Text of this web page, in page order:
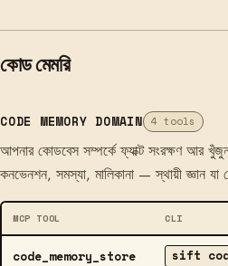
কোড মেমরি
CODE MEMORY DOMAIN 4 tools
আপনার কোডবেস সম্পর্কে ফ্যাক্ট সংরক্ষণ আর
কনভেনশন, সমস্যা, মালিকানা — স্থায়ী জ্ঞান যা
MCP TOOL CLI
code_memory_store sift